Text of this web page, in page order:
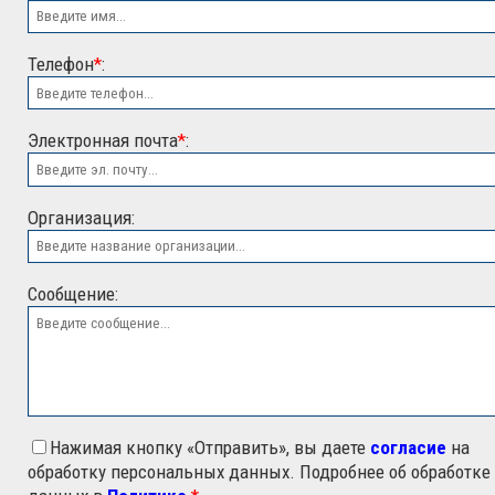
ООО "ЭСК"
Телефон*:
Электронная почта*:
Организация:
Сообщение:
Нажимая кнопку «Отправить», вы даете согласие на
обработку персональных данных. Подробнее об обработке